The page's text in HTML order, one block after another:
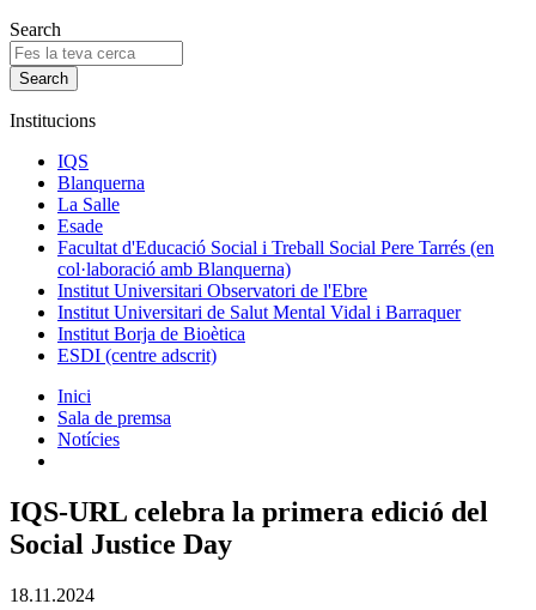
Search
Institucions
IQS
Blanquerna
La Salle
Esade
Facultat d'Educació Social i Treball Social Pere Tarrés (en
col·laboració amb Blanquerna)
Institut Universitari Observatori de l'Ebre
Institut Universitari de Salut Mental Vidal i Barraquer
Institut Borja de Bioètica
ESDI (centre adscrit)
Inici
Sala de premsa
Notícies
IQS-URL celebra la primera edició del
Social Justice Day
18.11.2024